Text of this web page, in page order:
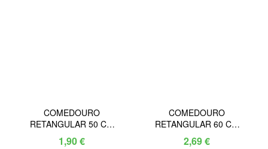
COMEDOURO
RETANGULAR 50 Cm
NOVO NSR
1,90€
COMEDOURO
RETANGULAR 60 Cm
NOVO NSR
2,69€